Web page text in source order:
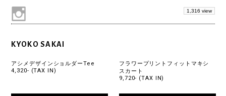
1,316 view
KYOKO SAKAI
アシメデザインショルダーTee
4,320- (TAX IN)
フラワープリントフィットマキシ
スカート
9,720- (TAX IN)